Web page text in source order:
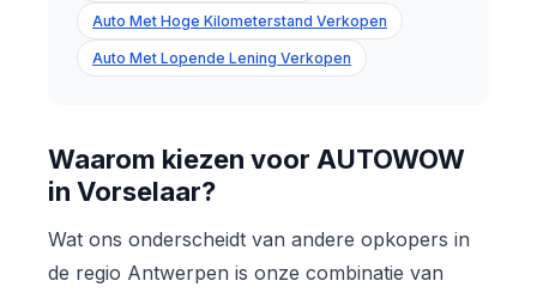
Auto Met Hoge Kilometerstand Verkopen
Auto Met Lopende Lening Verkopen
Waarom kiezen voor AUTOWOW
in Vorselaar?
Wat ons onderscheidt van andere opkopers in
de regio Antwerpen is onze combinatie van